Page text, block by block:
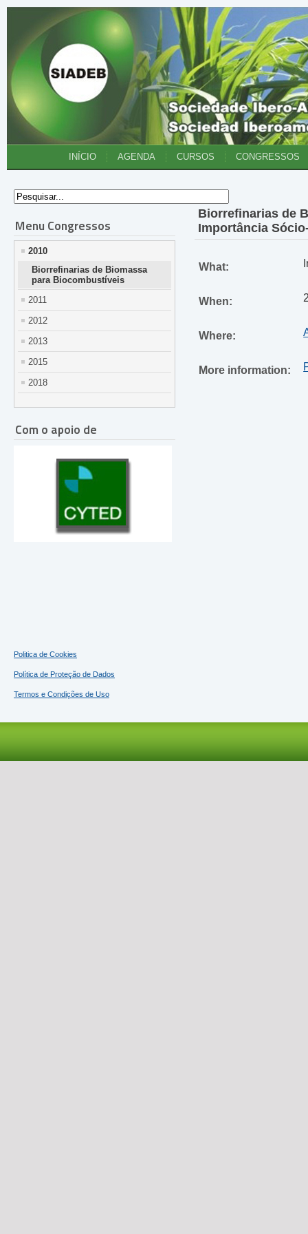
INÍCIO AGENDA CURSOS CONGRESSOS
Menu Congressos
2010
Biorrefinarias de Biomassa
para Biocombustíveis
2011
2012
2013
2015
2018
Com o apoio de
Politica de Cookies
Política de Proteção de Dados
Termos e Condições de Uso
Biorrefinarias de
Importância
What:
When:
Where:
More information: